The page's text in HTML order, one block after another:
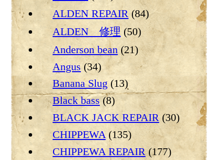
ALDEN REPAIR (84)
ALDEN 修理 (50)
Anderson bean (21)
Angus (34)
Banana Slug (13)
Black bass (8)
BLACK JACK REPAIR (30)
CHIPPEWA(135)
CHIPPEWA REPAIR(177)